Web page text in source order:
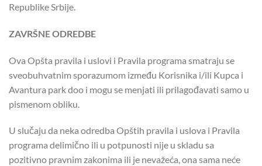
Republike Srbije.
ZAVRŠNE ODREDBE
Ova Opšta pravila i uslovi i Pravila programa smatraju se
sveobuhvatnim sporazumom između Korisnika i/ili Kupca i
Avantura park doo i mogu se menjati ili prilagođavati samo u
pismenom obliku.
U slučaju da neka odredba Opštih pravila i uslova i Pravila
programa delimično ili u potpunosti nije u skladu sa
pozitivno pravnim zakonima ili je nevažeća, ona sama neće